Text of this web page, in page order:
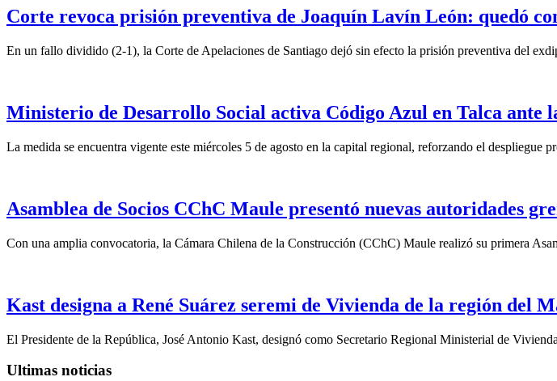
Corte revoca prisión preventiva de Joaquín Lavín León: quedó
En un fallo dividido (2-1), la Corte de Apelaciones de Santiago dejó sin efecto la prisión preventiva del
Ministerio de Desarrollo Social activa Código Azul en Talca ante
La medida se encuentra vigente este miércoles 5 de agosto en la capital regional, reforzando el despliegue
Asamblea de Socios CChC Maule presentó nuevas autoridades
Con una amplia convocatoria, la Cámara Chilena de la Construcción (CChC) Maule realizó su primera
Kast designa a René Suárez seremi de Vivienda de la región del
El Presidente de la República, José Antonio Kast, designó como Secretario Regional Ministerial de
Ultimas noticias